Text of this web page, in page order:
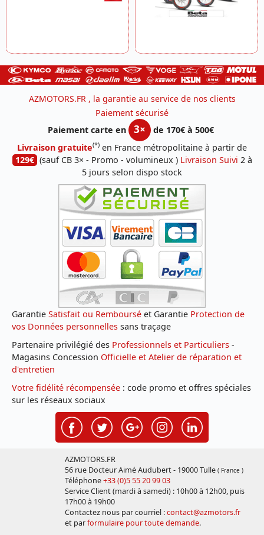
AZMOTORS.FR , la garantie au service de nos clients
Paiement sécurisé
Paiement carte en
3×
de 170€ à 500€
Livraison gratuite(*) en France métropolitaine à partir de
129€ (sauf CB 3× - Promo - volumineux ) Livraison Suivi 2 à
5 jours selon dispo stock
Garantie Satisfait ou Remboursé et Garantie Protection de
vos Données personnelles sans traçage
Partenaire privilégié des Professionnels et Particuliers -
Magasins Concession Officielle et Atelier de réparation et
d'entretien
Votre fidélité récompensée : code promo et offres spéciales
sur les réseaux sociaux
AZMOTORS.FR
56 rue Docteur Aimé Audubert - 19000 Tulle ( France )
Téléphone+33 (0)5 55 20 99 03
Service Client (mardi à samedi) : 10h00 à 12h00, puis
17h00 à 19h00
Contactez nous par courriel :contact@azmotors.fr
et parformulaire pour toute demande.